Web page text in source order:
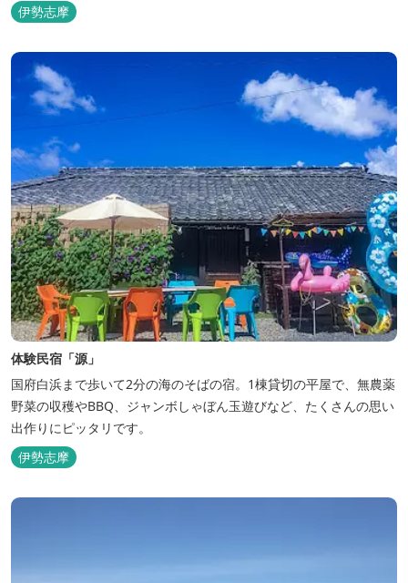
伊勢志摩
体験民宿「源」
国府白浜まで歩いて2分の海のそばの宿。1棟貸切の平屋で、無農薬
野菜の収穫やBBQ、ジャンボしゃぼん玉遊びなど、たくさんの思い
出作りにピッタリです。
伊勢志摩